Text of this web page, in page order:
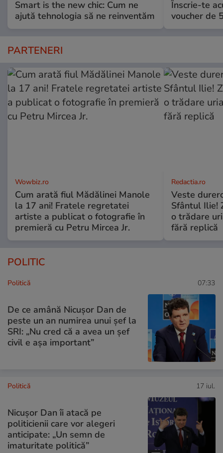
Smart is the new chic: Cum ne
ajută tehnologia să ne reinventăm
Înscrie-te
voucher de
PARTENERI
Wowbiz.ro
Cum arată fiul Mădălinei Manole
la 17 ani! Fratele regretatei
artiste a publicat o fotografie în
premieră cu Petru Mircea Jr.
Redactia.ro
Veste
Sfântul Ilie!
o trădare
fără replică
POLITIC
Politică 07:33
De ce amână Nicușor Dan de
peste un an numirea unui șef la
SRI: „Nu cred că a avea un şef
civil e așa important”
Politică 17 iul.
Nicușor Dan îi atacă pe
politicienii care vor alegeri
anticipate: „Un semn de
imaturitate politică”